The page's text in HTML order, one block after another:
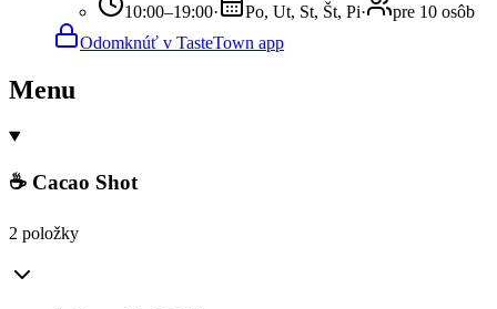
10:00–19:00· Po, Ut, St, Št, Pi·
pre 10 osôb
Odomknúť v TasteTown app
Menu
☕ Cacao Shot
2 položky